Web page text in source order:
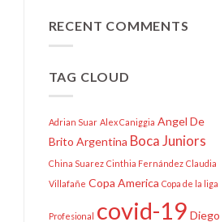
RECENT COMMENTS
TAG CLOUD
Adrian Suar Alex Caniggia Angel De
Brito Argentina Boca Juniors
China Suarez Cinthia Fernández Claudia
Villafañe Copa America Copa de la liga
Profesional covid-19 Diego